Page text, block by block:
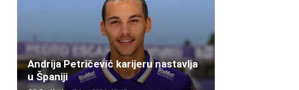
Andrija Petričević karijeru nastavlja
u Španiji